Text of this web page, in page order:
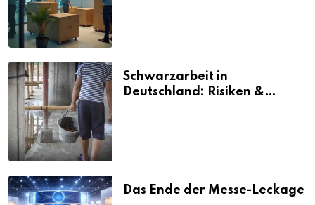
Schwarzarbeit in
Deutschland: Risiken &
Das Ende der Messe-Leckage